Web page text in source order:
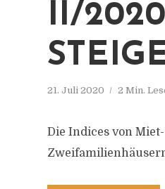
II/
21. Juli 2020 2 Min.
Die Indices von